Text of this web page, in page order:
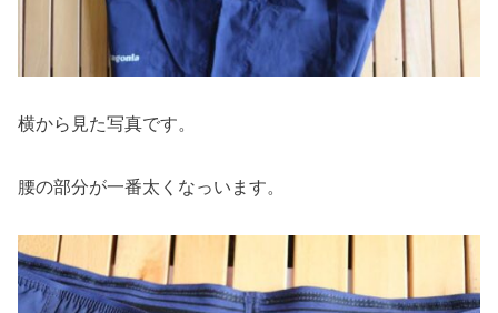
横から見た写真です。
腰の部分が一番太くなっいます。